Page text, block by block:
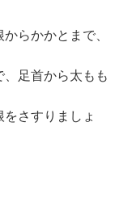
らかかとまで、
足首から太もも
さすりましょ